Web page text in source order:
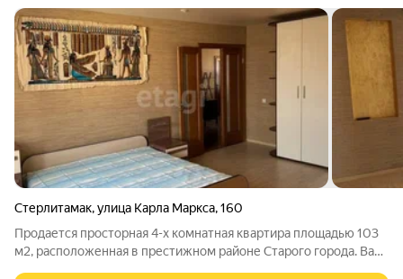
Стерлитамак,улица Карла Маркса,160
Продается просторная 4-х комнатная квартира площадью 103
м2, расположенная в престижном районе Старого города. Вас